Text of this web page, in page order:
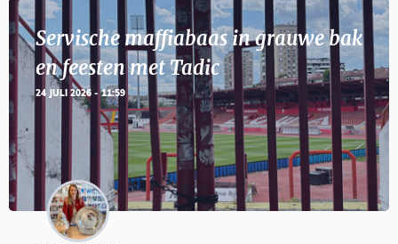
Servische maffiabaas in grauwe bak
en feesten met Tadic
24 JULI 2026 - 11:59